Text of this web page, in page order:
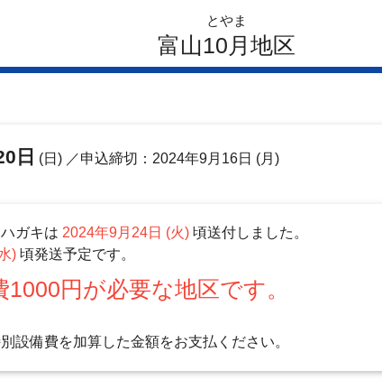
とやま
富山10月地区
日 (日) ／申込締切：2024年9月16日 (月)
ガキは 2024年9月24日 (火)頃送付しました。
)頃発送予定です。
円が必要な地区です。
設備費を加算した金額をお支払ください。